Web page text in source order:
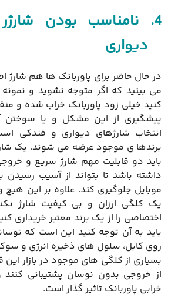
4.
نامناسب بودن
دیواری
در حال حاضر برای پاوربانک ها هم شارژ
می بینید که اگر متوجه نشوید و نمونه
کنید خیلی زود‌ پاوربانک خراب شده و
پیشگیری از این مشکل و یا سوختن
انتخاب شارژهای دیواری و فندکی
برندها ی موجود عرضه می شوند. یک
باید دو قابلیت مهم شارژ سریع و
داشته باشد تا بتواند از آسیب رسیدن
موبایل جلوگیری کند. علاوه بر این هیچ
یک کلگی ارزان و بی کیفیت شارژ
اختصاصی را از یک برند معتبر خریداری
باید به آن توجه کنید این است که
روی کابل، سلول های ذخیره انرژی و
بسیاری از کلگی های موجود در بازار این
از خروجی بدون نوسان پشتیبانی
خرابی پاوربانک تاثیر گذار است.